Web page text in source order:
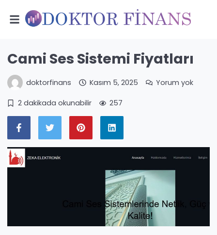
Cami Ses Sistemi Fiyatları
doktorfinans Kasım 5, 2025 Yorum yok
2 dakikada okunabilir 257